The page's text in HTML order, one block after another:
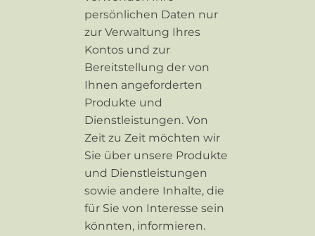
persönlichen Daten nur
zur Verwaltung Ihres
Kontos und zur
Bereitstellung der von
Ihnen angeforderten
Produkte und
Dienstleistungen. Von
Zeit zu Zeit möchten wir
Sie über unsere Produkte
und Dienstleistungen
sowie andere Inhalte, die
für Sie von Interesse sein
könnten, informieren.